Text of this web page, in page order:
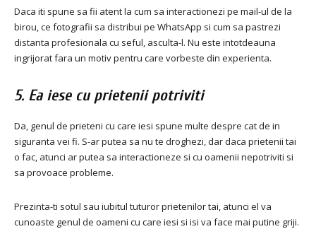
Daca iti spune sa fii atent la cum sa interactionezi pe mail-ul de la
birou, ce fotografii sa distribui pe WhatsApp si cum sa pastrezi
distanta profesionala cu seful, asculta-l. Nu este intotdeauna
ingrijorat fara un motiv pentru care vorbeste din experienta.
5. Ea iese cu prietenii potriviti
Da, genul de prieteni cu care iesi spune multe despre cat de in
siguranta vei fi. S-ar putea sa nu te droghezi, dar daca prietenii tai
o fac, atunci ar putea sa interactioneze si cu oamenii nepotriviti si
sa provoace probleme.
Prezinta-ti sotul sau iubitul tuturor prietenilor tai, atunci el va
cunoaste genul de oameni cu care iesi si isi va face mai putine griji.